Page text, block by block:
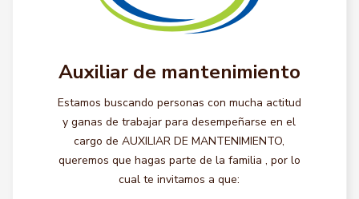
Auxiliar de mantenimiento
Estamos buscando personas con mucha actitud
y ganas de trabajar para desempeñarse en el
cargo de AUXILIAR DE MANTENIMIENTO,
queremos que hagas parte de la familia , por lo
cual te invitamos a que: